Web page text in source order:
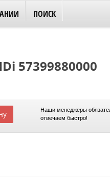
ПОИСК
57399880000
Наши менеджеры
отвечаем быстро!